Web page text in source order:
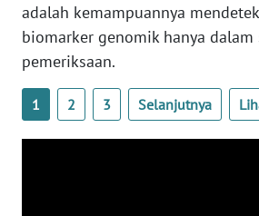
adalah kemampuannya
biomarker genomik hanya
pemeriksaan.
1 2 3 Selanjutnya
WN
SERAMBI
JAMBI